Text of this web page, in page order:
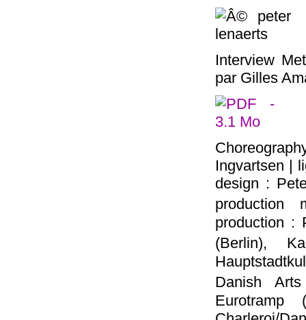
Interview
par Gilles
Ingvartsen |
design :
production :
(Berlin),
Danish
Eurotramp